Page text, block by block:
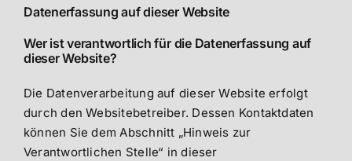
Datenerfassung auf dieser Website
Wer ist verantwortlich für die Datenerfassung auf
dieser Website?
Die Datenverarbeitung auf dieser Website erfolgt
durch den Websitebetreiber. Dessen Kontaktdaten
können Sie dem Abschnitt „Hinweis zur
Verantwortlichen Stelle“ in dieser